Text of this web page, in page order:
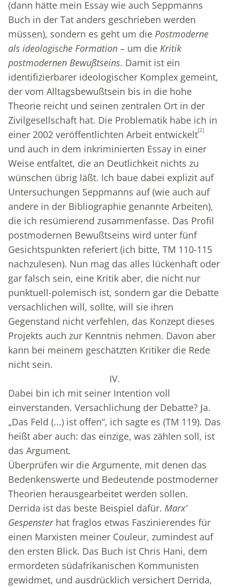
(dann hätte mein Essay wie auch Seppmanns
Buch in der Tat anders geschrieben werden
müssen), sondern es geht um die Postmoderne
als ideologische Formation – um die Kritik
postmodernen Bewußtseins. Damit ist ein
identifizierbarer ideologischer Komplex gemeint,
der vom Alltagsbewußtsein bis in die hohe
Theorie reicht und seinen zentralen Ort in der
Zivilgesellschaft hat. Die Problematik habe ich in
einer 2002 veröffentlichten Arbeit entwickelt[2]
und auch in dem inkriminierten Essay in einer
Weise entfaltet, die an Deutlichkeit nichts zu
wünschen übrig läßt. Ich baue dabei explizit auf
Untersuchungen Seppmanns auf (wie auch auf
andere in der Bibliographie genannte Arbeiten),
die ich resümierend zusammenfasse. Das Profil
postmodernen Bewußtseins wird unter fünf
Gesichtspunkten referiert (ich bitte, TM 110-115
nachzulesen). Nun mag das alles lückenhaft oder
gar falsch sein, eine Kritik aber, die nicht nur
punktuell-polemisch ist, sondern gar die Debatte
versachlichen will, sollte, will sie ihren
Gegenstand nicht verfehlen, das Konzept dieses
Projekts auch zur Kenntnis nehmen. Davon aber
kann bei meinem geschätzten Kritiker die Rede
nicht sein.
IV.
Dabei bin ich mit seiner Intention voll
einverstanden. Versachlichung der Debatte? Ja.
„Das Feld (...) ist offen“, ich sagte es (TM 119). Das
heißt aber auch: das einzige, was zählen soll, ist
das Argument.
Überprüfen wir die Argumente, mit denen das
Bedenkenswerte und Bedeutende postmoderner
Theorien herausgearbeitet werden sollen.
Derrida ist das beste Beispiel dafür. Marx’
Gespensterhat fraglos etwas Faszinierendes für
einen Marxisten meiner Couleur, zumindest auf
den ersten Blick. Das Buch ist Chris Hani, dem
ermordeten südafrikanischen Kommunisten
gewidmet, und ausdrücklich versichert Derrida,